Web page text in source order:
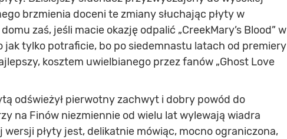
brzmienia doceni te zmiany słuchając płyty w
zaś, jeśli macie okazję odpalić „CreekMary’s Blood” w
jak tylko potraficie, bo po siedemnastu latach od premiery
kosztem uwielbianego przez fanów „Ghost Love
odświeżył pierwotny zachwyt i dobry powód do
na Finów niezmiennie od wielu lat wylewają wiadra
płyty jest, delikatnie mówiąc, mocno ograniczona,